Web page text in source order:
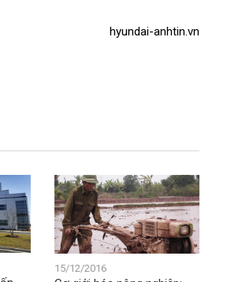
hyundai-anhtin.vn
15/12/2016